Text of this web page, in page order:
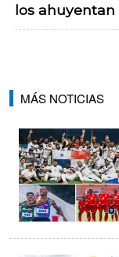
los ahuyentan
MÁS NOTICIAS